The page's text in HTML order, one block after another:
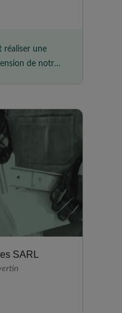
réaliser une
de notre
très satisfaits
par
tant
dans la
avons apprécié
du projet,
visiter
Nous
apprécié le
le
SARL